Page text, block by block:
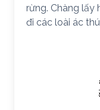
rừng. Chàng lấy
đi các loài ác